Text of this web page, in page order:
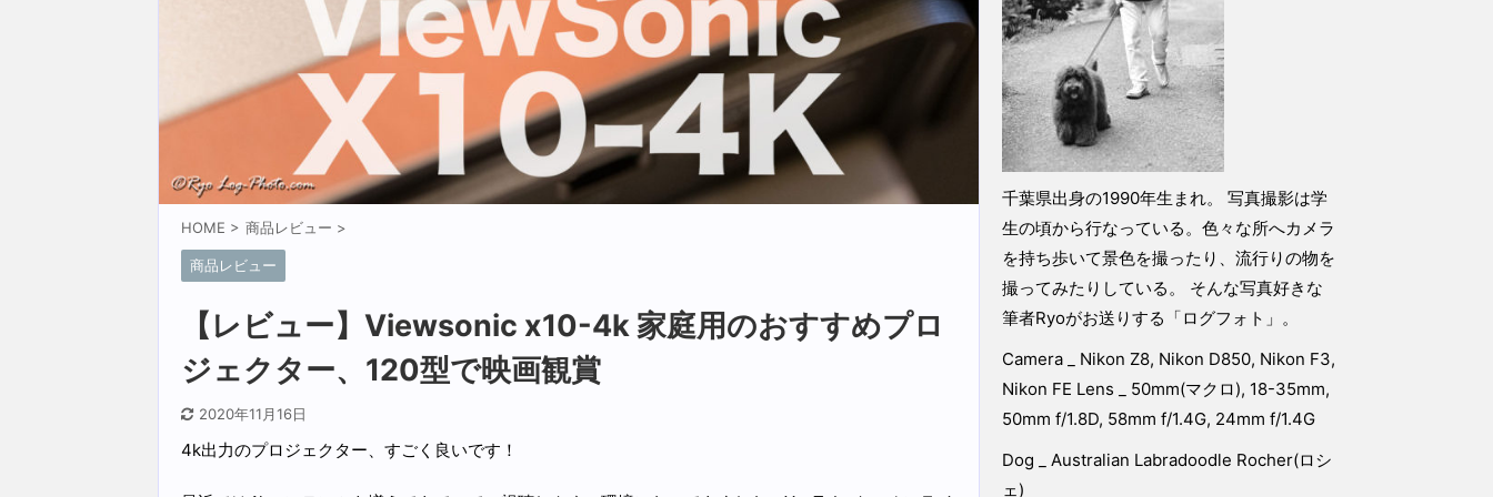
HOME > 商品レビュー >
商品レビュー
【レビュー】Viewsonic x10-4k 家庭用のおすすめプロ
ジェクター、120型で映画観賞
2020年11月16日
4k出力のプロジェクター、すごく良いです！
千葉県出身の1990年生まれ。 写真撮影は学
生の頃から行なっている。色々な所へカメラ
を持ち歩いて景色を撮ったり、流行りの物を
撮ってみたりしている。 そんな写真好きな
筆者Ryoがお送りする「ログフォト」。
Camera _ Nikon Z8, Nikon D850, Nikon F3,
Nikon FE Lens _ 50mm(マクロ), 18-35mm,
50mm f/1.8D, 58mm f/1.4G, 24mm f/1.4G
Dog _ Australian Labradoodle Rocher(ロシ
ェ)